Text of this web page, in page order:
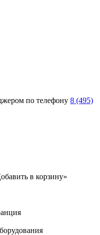
по телефону 8 (495)
в корзину»